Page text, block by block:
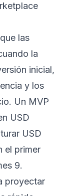
las
la
inicial,
y los
Un MVP
USD
USD
el primer
9.
proyectar